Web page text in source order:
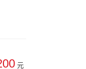
元